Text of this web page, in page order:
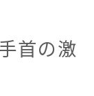
首の激